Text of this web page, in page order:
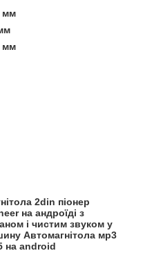
мм
мм
2din піонер
на андроїді з
і чистим звуком у
Автомагнітола мр3
на android